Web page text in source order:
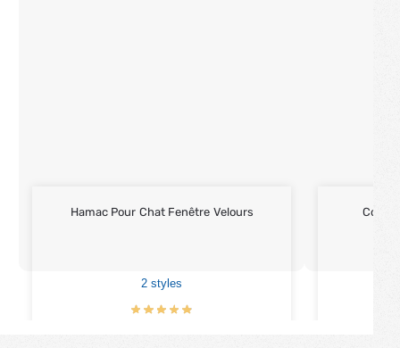
Hamac Pour Chat Fenêtre Velours
2 styles
Collier